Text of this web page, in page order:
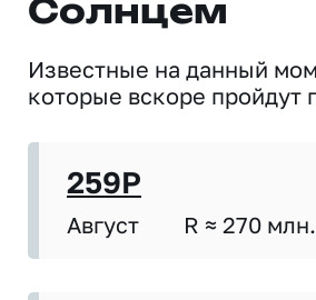
Солнцем
Известные на данный
которые вскоре пройдут
259P
Август R ≈ 270